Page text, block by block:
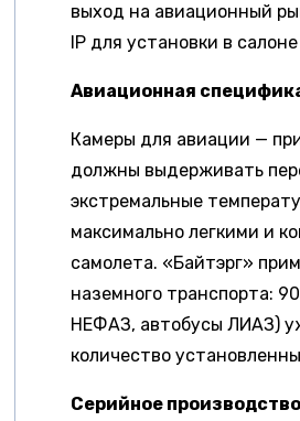
выход на авиационный
IP для установки в
Авиационная
Камеры для авиации —
должны выдерживать
экстремальные
максимально легкими и
самолета. «Байтэрг»
наземного транспорта:
НЕФАЗ, автобусы ЛИАЗ)
количество
Серийное